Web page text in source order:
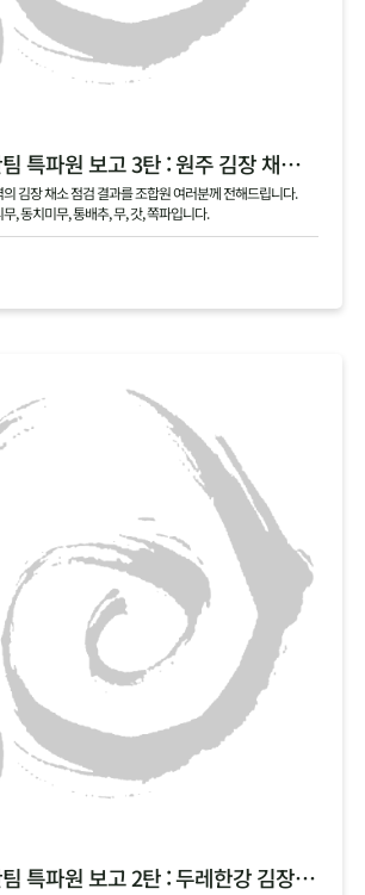
[두레생협 농산팀 특파원 보고 3탄 : 원주 김장 채소 필지 점검 현황 공유]
김장 채소 점검 결과를 조합원 여러분께 전해드립니다.
, 동치미무, 통배추, 무, 갓, 쪽파입니다.
[두레생협 농산팀 특파원 보고 2탄 : 두레한강 김장 채소 필지 점검 현황 공유]